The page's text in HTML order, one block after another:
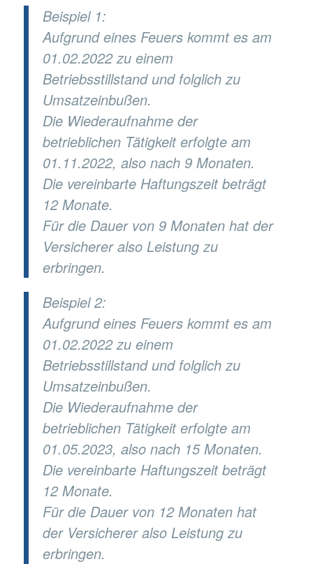
Beispiel 1:
Aufgrund eines Feuers kommt es am
01.02.2022 zu einem
Betriebsstillstand und folglich zu
Umsatzeinbußen.
Die Wiederaufnahme der
betrieblichen Tätigkeit erfolgte am
01.11.2022, also nach 9 Monaten.
Die vereinbarte Haftungszeit beträgt
12 Monate.
Für die Dauer von 9 Monaten hat der
Versicherer also Leistung zu
erbringen.
Beispiel 2:
Aufgrund eines Feuers kommt es am
01.02.2022 zu einem
Betriebsstillstand und folglich zu
Umsatzeinbußen.
Die Wiederaufnahme der
betrieblichen Tätigkeit erfolgte am
01.05.2023, also nach 15 Monaten.
Die vereinbarte Haftungszeit beträgt
12 Monate.
Für die Dauer von 12 Monaten hat
der Versicherer also Leistung zu
erbringen.